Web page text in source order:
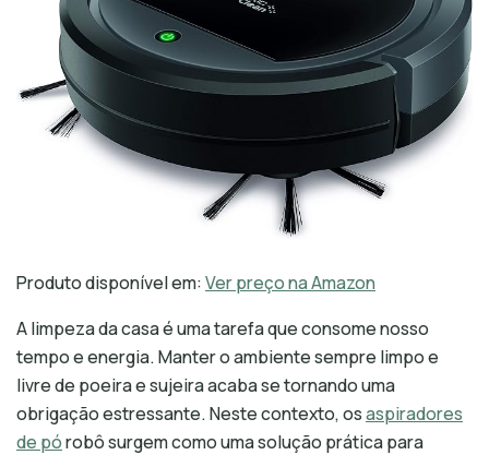
Produto disponível em:Ver preço na Amazon
A limpeza da casa é uma tarefa que consome nosso
tempo e energia. Manter o ambiente sempre limpo e
livre de poeira e sujeira acaba se tornando uma
obrigação estressante. Neste contexto, osaspiradores
de pórobô surgem como uma solução prática para